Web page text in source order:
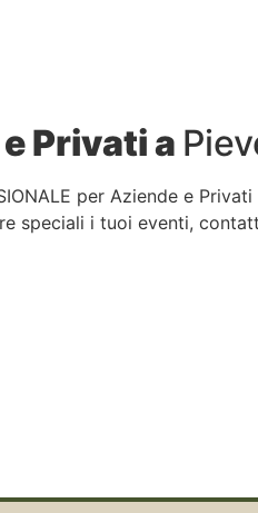
Privati a
per Aziende e
speciali i tuoi eventi,